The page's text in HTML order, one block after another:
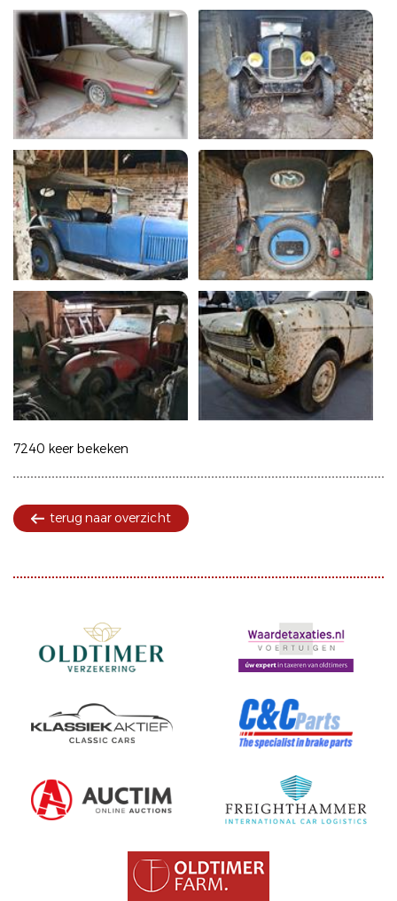
7240 keer bekeken
terug naar overzicht